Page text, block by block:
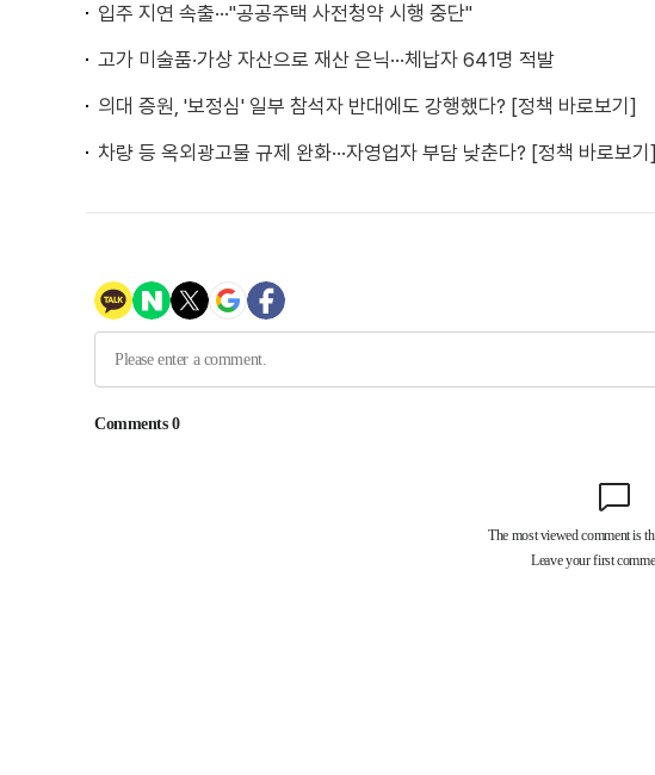
입주 지연 속출···"공공주택 사전청약 시행 중단"
고가 미술품·가상 자산으로 재산 은닉···체납자 641명 적발
의대 증원, '보정심' 일부 참석자 반대에도 강행했다? [정책 바로보기]
차량 등 옥외광고물 규제 완화···자영업자 부담 낮춘다? [정책 바로보기]